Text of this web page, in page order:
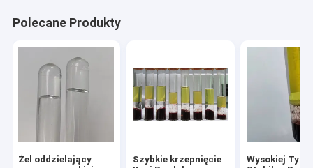
Polecane Produkty
Żel oddzielający
Szybkie krzepnięcie
Wysokiej